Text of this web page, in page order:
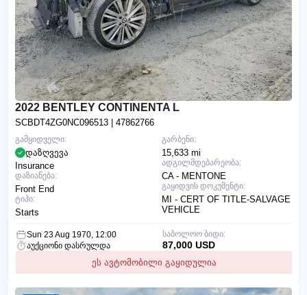
2022 BENTLEY CONTINENTA L
SCBDT4ZG0NC096513 | 47862766
გარბენი:
15,633 mi
ადგილმდებარეობა:
CA - MENTONE
გაყიდვის დოკუმენტი:
MI - CERT OF TITLE-SALVAGE
VEHICLE
გამყიდველი:
დაზღვევა
Insurance
დაზიანება:
Front End
ტიპი:
Starts
Sun 23 Aug 1970, 12:00
აუქციონი დასრულდა
ეს ავტომობილი გაყიდულია
საბოლოო ბიდი:
87,000 USD